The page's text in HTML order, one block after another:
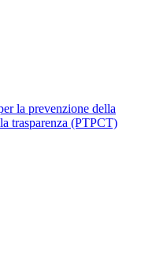
la prevenzione della
trasparenza (PTPCT)